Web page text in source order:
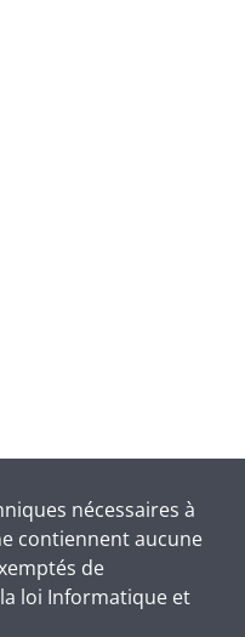
nécessaires à
contiennent aucune
de
loi Informatique et